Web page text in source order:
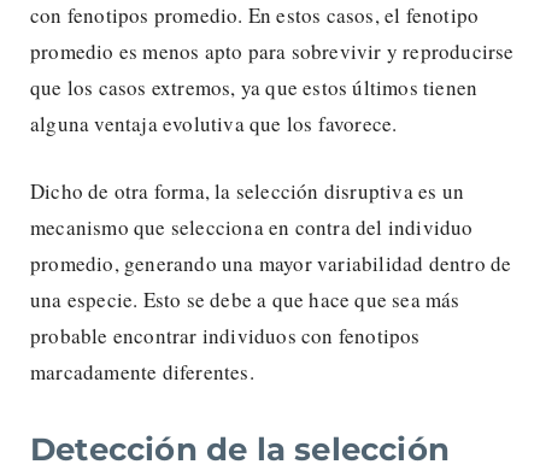
con fenotipos promedio. En estos casos, el fenotipo
promedio es menos apto para sobrevivir y reproducirse
que los casos extremos, ya que estos últimos tienen
alguna ventaja evolutiva que los favorece.
Dicho de otra forma, la selección disruptiva es un
mecanismo que selecciona en contra del individuo
promedio, generando una mayor variabilidad dentro de
una especie. Esto se debe a que hace que sea más
probable encontrar individuos con fenotipos
marcadamente diferentes.
Detección de la selección